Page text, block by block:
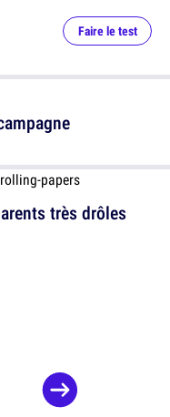
très drôles
Faire le test